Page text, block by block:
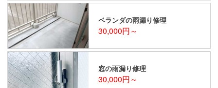
ベランダの雨漏り修理
30,000円～
窓の雨漏り修理
30,000円～